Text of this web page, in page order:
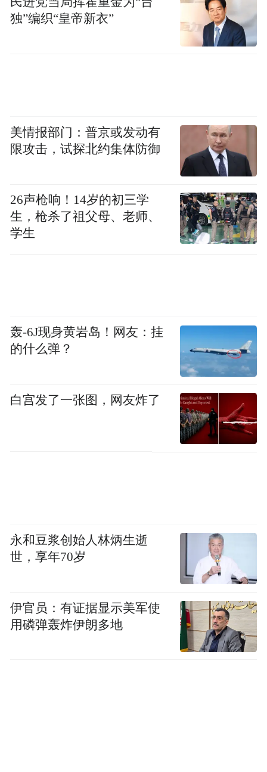
独”编织“皇帝新衣”
美情报部门：普京或发动有
限攻击，试探北约集体防御
26声枪响！14岁的初三学
生，枪杀了祖父母、老师、
学生
轰-6J现身黄岩岛！网友：挂
的什么弹？
白宫发了一张图，网友炸了
永和豆浆创始人林炳生逝
世，享年70岁
伊官员：有证据显示美军使
用磷弹轰炸伊朗多地